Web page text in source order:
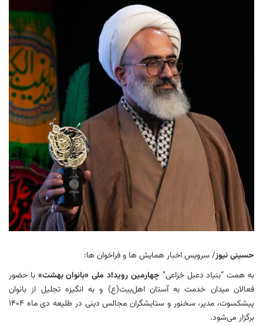
حسینی نیوز/ سرویس اخبار همایش ها و فراخوان ها:
به همت “بنیاد دعبل خزاعی” چهارمین رویداد ملی «بانوان بهشت» با حضور
فعالان میدان خدمت به آستان اهل‌بیت(ع) و به انگیزه تجلیل از بانوان
پیشکسوت، مدیر، سخنور و ستایشگران مجالس دینی در طلیعه دی ماه ۱۴۰۴
برگزار می‌شود.